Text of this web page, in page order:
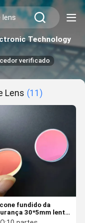
Technology
verificado
Lens (11)
fundido da
30*5mm lente
de 45 graus